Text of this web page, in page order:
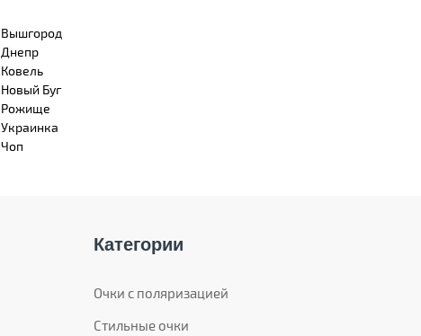
Вышгород
Днепр
Ковель
Новый Буг
Рожище
Украинка
Чоп
Категории
Очки с поляризацией
Стильные очки